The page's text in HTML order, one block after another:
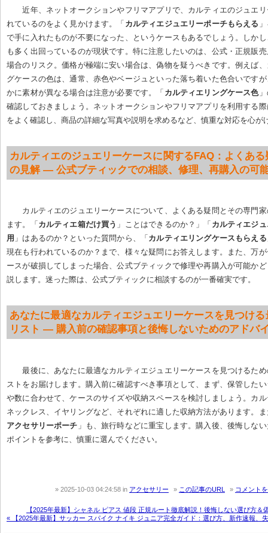
近年、ネットオークションやフリマアプリで、カルティエのジュエ
れているのをよく見かけます。「 カルティエジュエリーポーチもらえる
で手に入れたものが不要になった、というケースもあるでしょう。しか
も多く出回っているのが現状です。特に注意したいのは、公式・正規販
場合のリスク。価格が極端に安い場合は、偽物を疑うべきです。例えば
グケースの色は、通常、赤色やベージュといった落ち着いた色合いです
かに素材が異なる場合は注意が必要です。「 カルティエリングケース色
確認しておきましょう。ネットオークションやフリマアプリを利用する
をよく確認し、商品の詳細な写真や説明を求めるなど、慎重な対応を心が
カルティエのジュエリーケースに関するFAQ：よくあ
の見解 — 公式ブティックでの相談、修理、再購入の可
カルティエのジュエリーケースについて、よくある疑問とその専門
ます。「 カルティエ箱だけ買う 」ことはできるのか？」「 カルティエジ
用 」はあるのか？といった質問から、「 カルティエリングケースもらえる
現在も行われているのか？まで、様々な疑問にお答えします。また、万
ースが破損してしまった場合、公式ブティックで修理や再購入が可能か
説します。迷った際は、公式ブティックに相談するのが一番確実です。
あなたに最適なカルティエジュエリーケースを見つけ
リスト — 購入前の確認事項と後悔しないためのアドバ
最後に、あなたに最適なカルティエジュエリーケースを見つけるた
ストをお届けします。購入前に確認すべき事項として、まず、保管した
や数に合わせて、ケースのサイズや収納スペースを検討しましょう。カ
ネックレス、イヤリングなど、それぞれに適した収納方法があります。
アクセサリーポーチ 」も、旅行時などに重宝します。購入後、後悔しな
ポイントを参考に、慎重に選んでください。
2025-10-03 04:24:58 in アクセサリー この記事のURL コメント
【2025年最新】シャネル ピアス 値段 正規ルート徹底解説！後悔しない選び方＆
« 【2025年最新】サッカー スパイク ナイキ ジュニア完全ガイド：選び方、新作速報、